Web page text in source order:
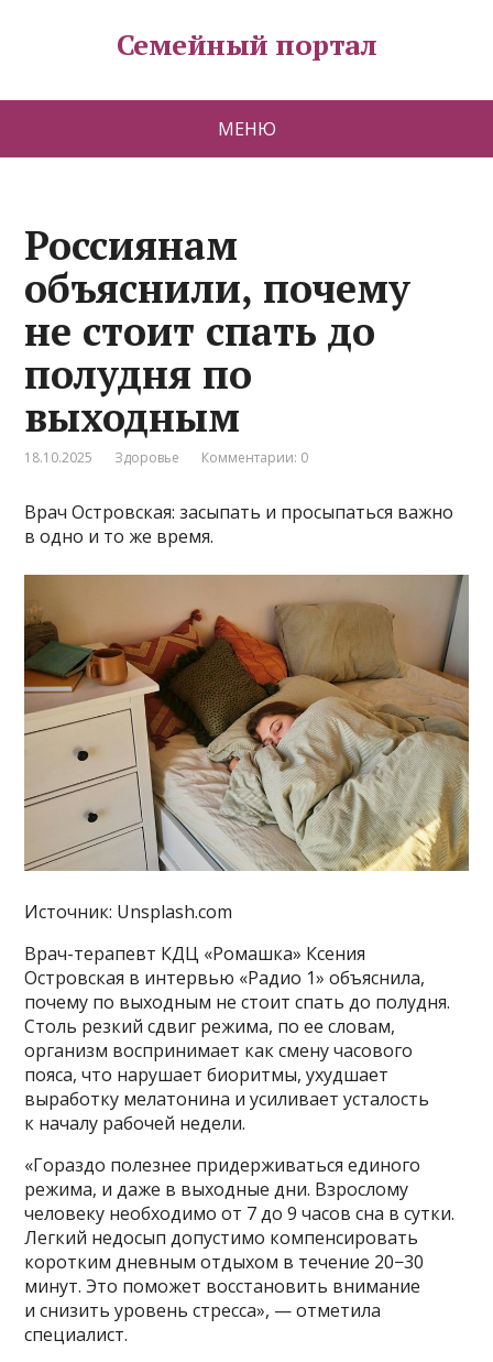
Семейный портал
МЕНЮ
Россиянам
объяснили, почему
не стоит спать до
полудня по
выходным
18.10.2025 Здоровье Комментарии: 0
Врач Островская: засыпать и просыпаться важно
в одно и то же время.
Источник: Unsplash.com
Врач-терапевт КДЦ «Ромашка» Ксения
Островская в интервью «Радио 1» объяснила,
почему по выходным не стоит спать до полудня.
Столь резкий сдвиг режима, по ее словам,
организм воспринимает как смену часового
пояса, что нарушает биоритмы, ухудшает
выработку мелатонина и усиливает усталость
к началу рабочей недели.
«Гораздо полезнее придерживаться единого
режима, и даже в выходные дни. Взрослому
человеку необходимо от 7 до 9 часов сна в сутки.
Легкий недосып допустимо компенсировать
коротким дневным отдыхом в течение 20−30
минут. Это поможет восстановить внимание
и снизить уровень стресса», — отметила
специалист.